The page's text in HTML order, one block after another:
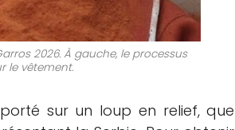
2026. À gauche, le processus
le vêtement.
sur un loup en relief, que